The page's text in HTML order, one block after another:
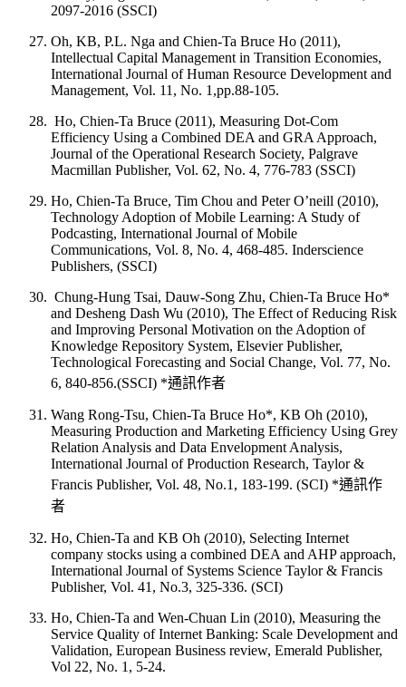
2097-2016 (SSCI)
Oh, KB, P.L. Nga and Chien-Ta Bruce Ho (2011),
Intellectual Capital Management in Transition Economies,
International Journal of Human Resource Development and
Management, Vol. 11, No. 1,pp.88-105.
Ho, Chien-Ta Bruce (2011), Measuring Dot-Com
Efficiency Using a Combined DEA and GRA Approach,
Journal of the Operational Research Society, Palgrave
Macmillan Publisher, Vol. 62, No. 4, 776-783 (SSCI)
Ho, Chien-Ta Bruce, Tim Chou and Peter O’neill (2010),
Technology Adoption of Mobile Learning: A Study of
Podcasting, International Journal of Mobile
Communications, Vol. 8, No. 4, 468-485. Inderscience
Publishers, (SSCI)
Chung-Hung Tsai, Dauw-Song Zhu, Chien-Ta Bruce Ho*
and Desheng Dash Wu (2010), The Effect of Reducing Risk
and Improving Personal Motivation on the Adoption of
Knowledge Repository System, Elsevier Publisher,
Technological Forecasting and Social Change, Vol. 77, No.
6, 840-856.(SSCI) *通訊作者
Wang Rong-Tsu, Chien-Ta Bruce Ho*, KB Oh (2010),
Measuring Production and Marketing Efficiency Using Grey
Relation Analysis and Data Envelopment Analysis,
International Journal of Production Research, Taylor &
Francis Publisher, Vol. 48, No.1, 183-199. (SCI) *通訊作
者
Ho, Chien-Ta and KB Oh (2010), Selecting Internet
company stocks using a combined DEA and AHP approach,
International Journal of Systems Science Taylor & Francis
Publisher, Vol. 41, No.3, 325-336. (SCI)
Ho, Chien-Ta and Wen-Chuan Lin (2010), Measuring the
Service Quality of Internet Banking: Scale Development and
Validation, European Business review, Emerald Publisher,
Vol 22, No. 1, 5-24.